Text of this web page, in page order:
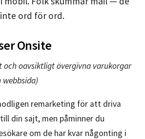
ord för ord.
Onsite
och oavsiktligt övergivna varukorgar
webbsida)
remarketing för att driva
din sajt, men påminner du
om de har kvar någonting i